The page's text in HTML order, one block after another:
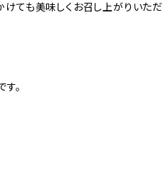
けても美味しくお召し上がりいただ
。